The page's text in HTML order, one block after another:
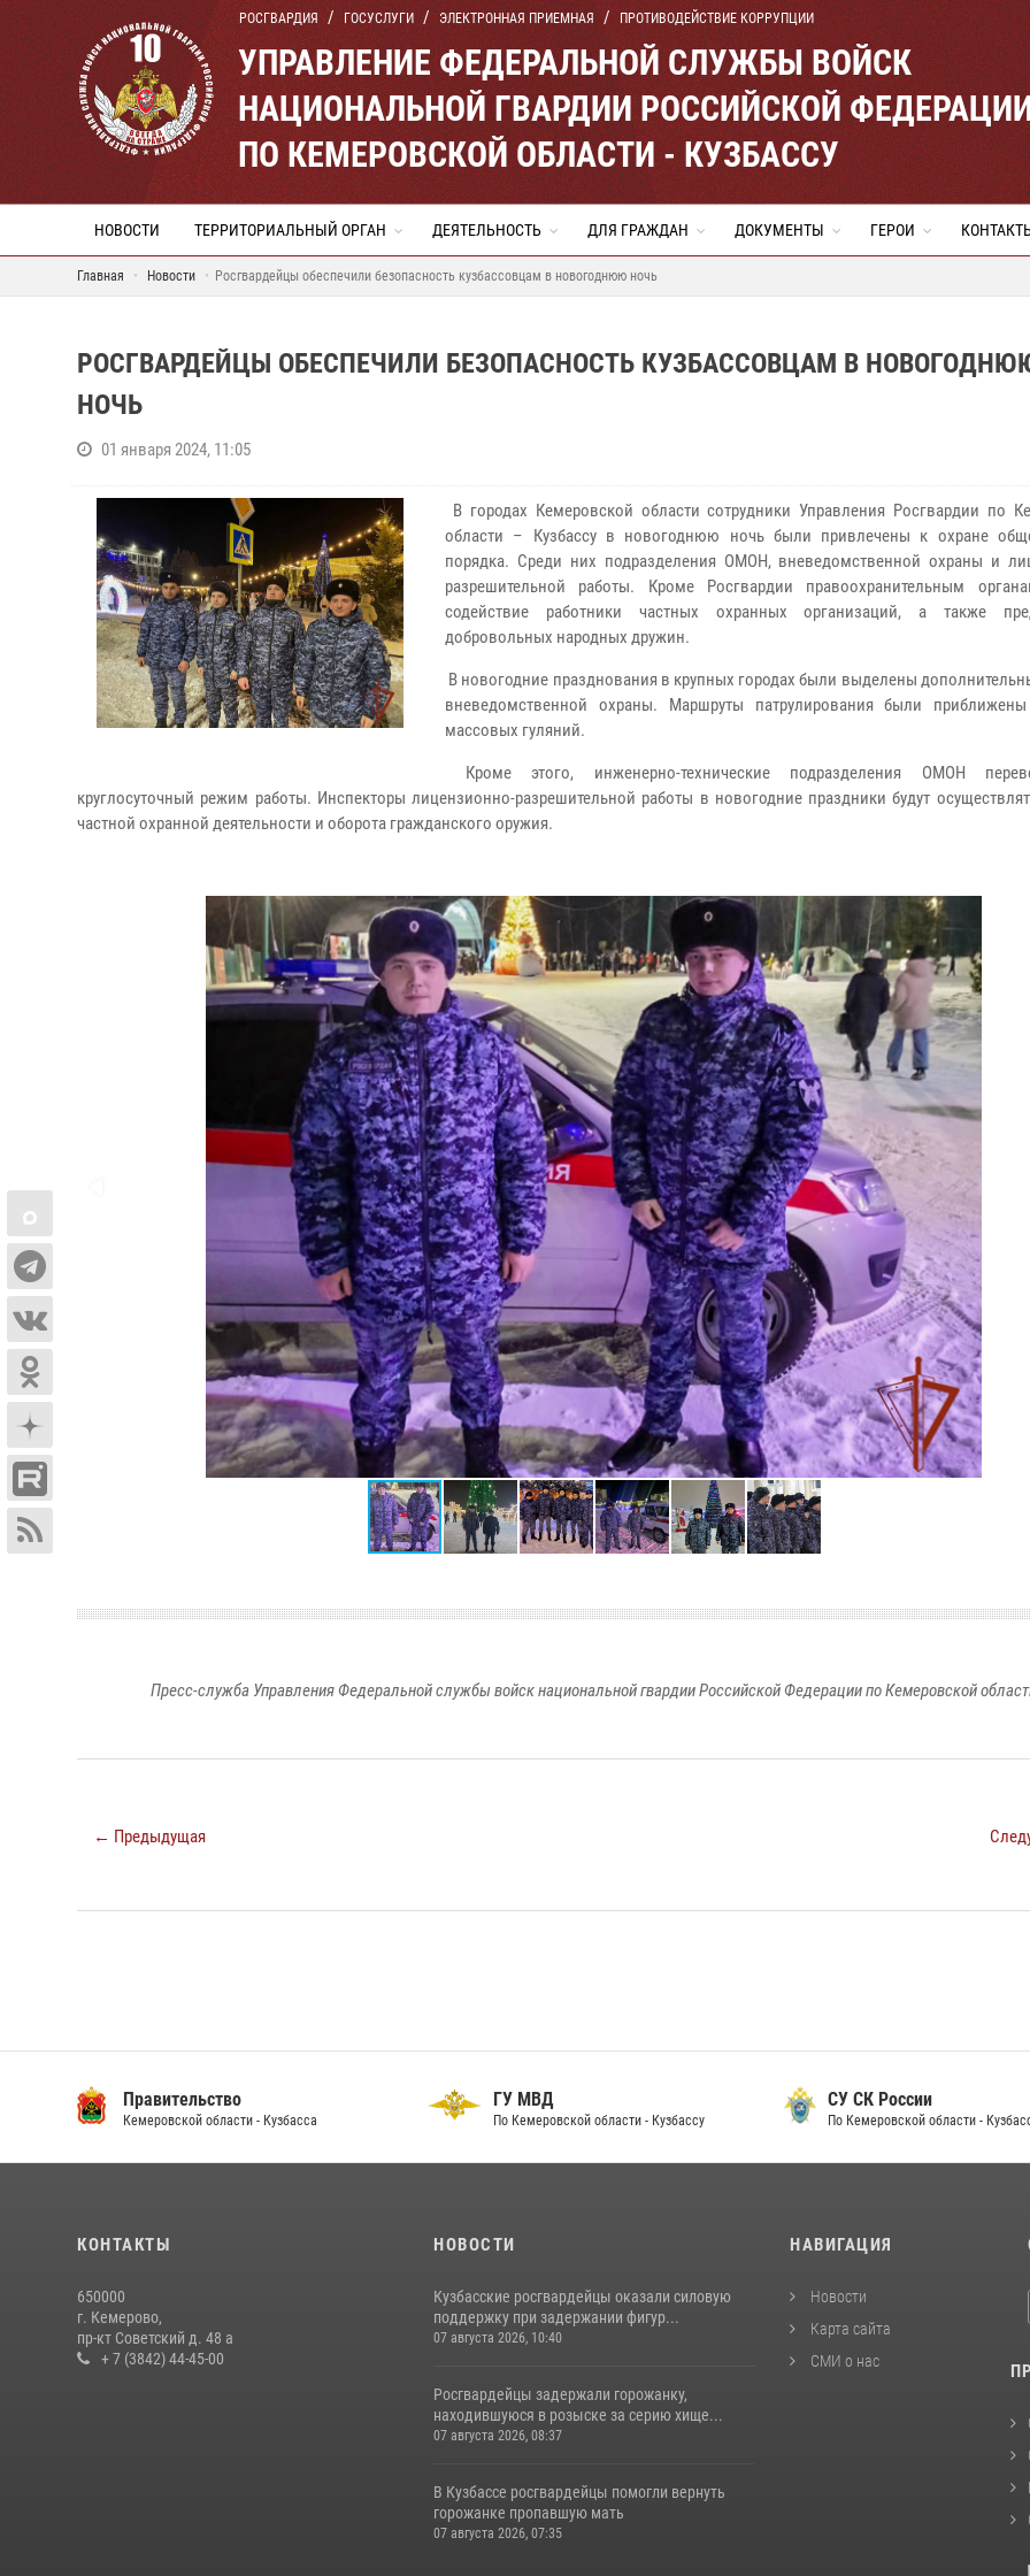
РОСГВАРДИЯ ГОСУСЛУГИ ЭЛЕКТРОННАЯ ПРИЕМНАЯ ПРОТИВОДЕЙСТВИЕ КОРРУПЦИИ
УПРАВЛЕНИЕ ФЕДЕРАЛЬНОЙ СЛУЖБЫ ВОЙСК
НАЦИОНАЛЬНОЙ ГВАРДИИ РОССИЙСКОЙ
ПО КЕМЕРОВСКОЙ ОБЛАСТИ - КУЗБАССУ
НОВОСТИ ТЕРРИТОРИАЛЬНЫЙ ОРГАН ДЕЯТЕЛЬНОСТЬ ДЛЯ ГРАЖДАН ДОКУМЕНТЫ ГЕРОИ
Главная Новости Росгвардейцы обеспечили безопасность кузбассовцам в новогоднюю ночь
РОСГВАРДЕЙЦЫ ОБЕСПЕЧИЛИ БЕЗОПАСНОСТЬ КУЗБАССОВЦАМ В
НОЧЬ
01 января 2024, 11:05
В городах Кемеровской области сотрудники Управления Росгвардии по
области – Кузбассу в новогоднюю ночь были привлечены к охране
порядка. Среди них подразделения ОМОН, вневедомственной охраны и
разрешительной работы. Кроме Росгвардии правоохранительным
содействие работники частных охранных организаций, а также
добровольных народных дружин.
В новогодние празднования в крупных городах были выделены
вневедомственной охраны. Маршруты патрулирования были
массовых гуляний.
Кроме этого, инженерно-технические подразделения ОМОН
круглосуточный режим работы. Инспекторы лицензионно-разрешительной работы в новогодние праздники будут
частной охранной деятельности и оборота гражданского оружия.
Пресс-служба Управления Федеральной службы войск национальной гвардии Российской Федерации по Кемеровской
← Предыдущая
Правительство
Кемеровской области - Кузбасса
ГУ МВД
По Кемеровской области - Кузбассу
СУ СК России
По Кемеровской области -
КОНТАКТЫ
650000
г. Кемерово,
пр-кт Советский д. 48 а
+ 7 (3842) 44-45-00
НОВОСТИ
Кузбасские росгвардейцы оказали силовую
поддержку при задержании фигур...
07 августа 2026, 10:40
Росгвардейцы задержали горожанку,
находившуюся в розыске за серию хище...
07 августа 2026, 08:37
В Кузбассе росгвардейцы помогли вернуть
горожанке пропавшую мать
07 августа 2026, 07:35
НАВИГАЦИЯ
Новости
Карта сайта
СМИ о нас